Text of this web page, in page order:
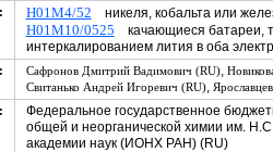
H01M4/52 никеля, кобальта или
H01M10/0525 качающиеся батареи,
интеркалированием лития в оба
Сафронов Дмитрий Вадимович (RU),
Свитанько Андрей Игоревич (RU),
Федеральное государственное
общей и неорганической химии им.
академии наук (ИОНХ РАН) (RU)